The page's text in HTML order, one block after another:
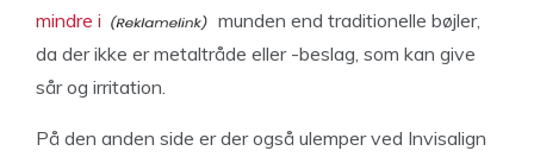
mindre i
munden end traditionelle bøjler,
da der ikke er metaltråde eller -beslag, som kan give
sår og irritation.
På den anden side er der også ulemper ved Invisalign